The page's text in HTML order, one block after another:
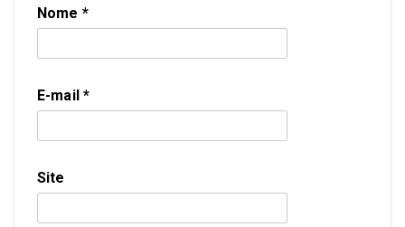
Nome *
E-mail*
Site